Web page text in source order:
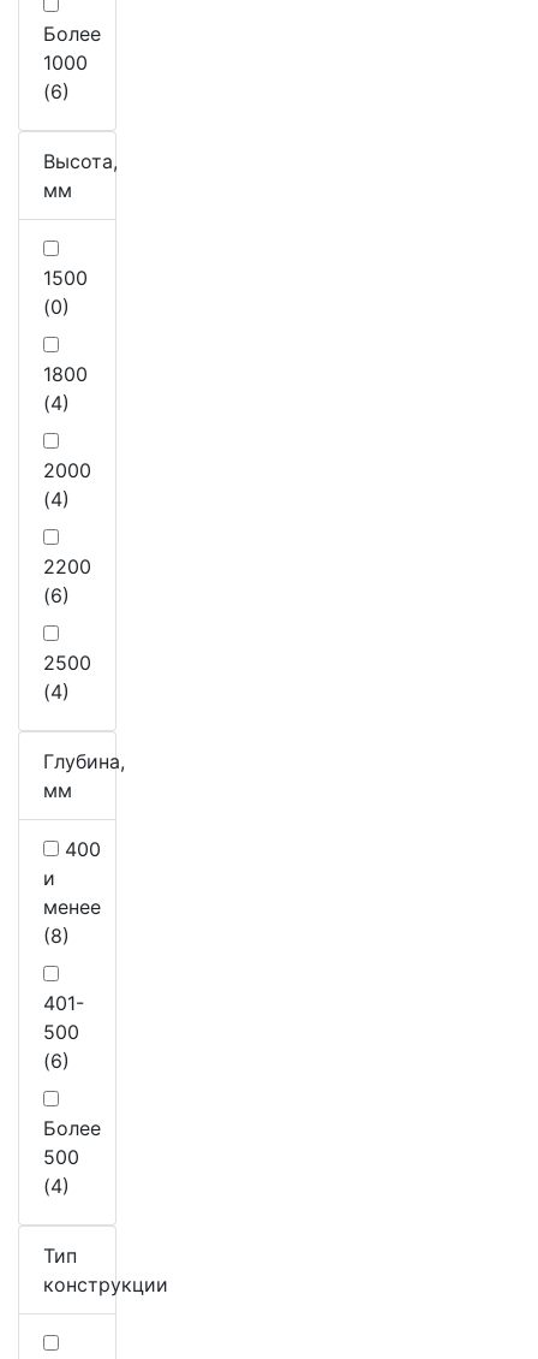
Более
1000
(6)
Высота,
мм
1500
(0)
1800
(4)
2000
(4)
2200
(6)
2500
(4)
Глубина,
мм
400
и
менее
(8)
401-
500
(6)
Более
500
(4)
Тип
конструкции